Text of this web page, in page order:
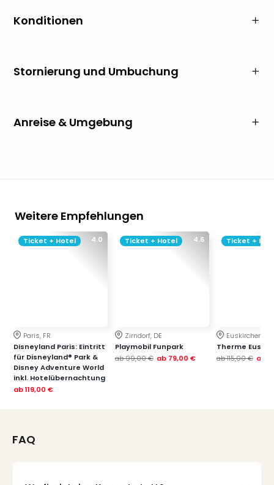
Konditionen
Stornierung und Umbuchung
Anreise & Umgebung
Weitere Empfehlungen
4.0
Ticket + Hotel
Paris, FR
Disneyland Paris: Eintritt
für Disneyland® Park &
Disney Adventure World
inkl. Hotelübernachtung
ab119,00 €
4.6
Ticket + Hotel
Zirndorf, DE
Playmobil Funpark
ab99,00 € ab 79,00 €
Ticket +
Euskirchen, DE
Therme
ab115,00 € ab
FAQ